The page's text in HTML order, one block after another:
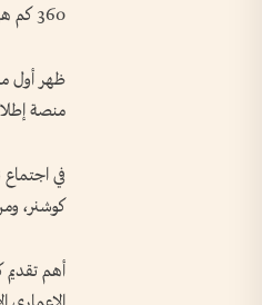
360 كم هي مساحة غزة، يكون لها مجلس سلام خاص يضم زعماء 35 دولة يترأسه رئيس أكبر دولة في العالم.
ظهر أول
منصة
في
كوشنر،
أهم